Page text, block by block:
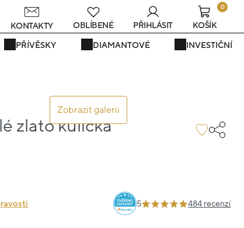
PŘÍVĚSKY DIAMANTOVÉ INVESTIČNÍ
KONTAKTY OBLÍBENÉ PŘIHLÁSIT
0
KOŠÍK
Zobrazit galerii
zlato kulička
5 484 recenzí